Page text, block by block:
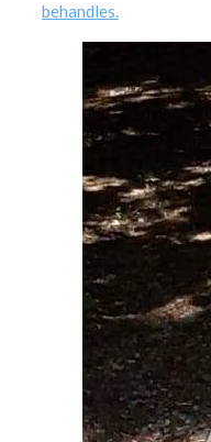
behandles.